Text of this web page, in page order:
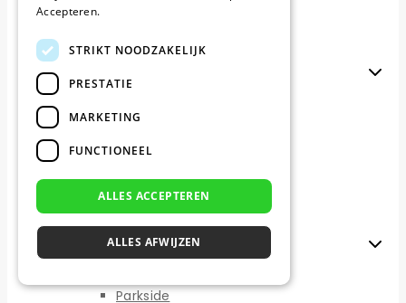
Kress
LandXcape
Lizard
McCulloch
Medion
Mountfield
Mowox
MTD
Merken N-P
NAC
Parkside
Accepteren.
STRIKT NOODZAKELIJK
PRESTATIE
MARKETING
FUNCTIONEEL
ALLES ACCEPTEREN
ALLES AFWIJZEN